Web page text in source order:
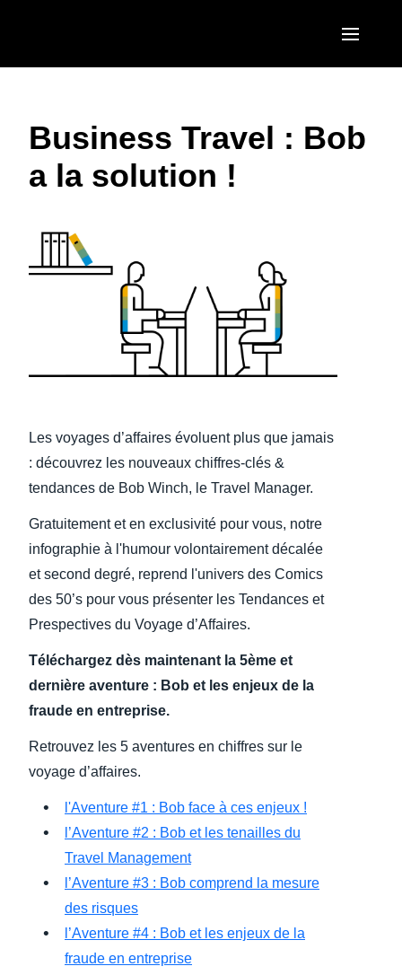
United States (English)
Canada (English)
Brasil (Português)
EUROPE
United Kingdom (English)
Italia (Italiano)
Nederlands (English)
Sweden (English)
Finland (English)
Norway (English)
ASIA PACIFIC
日本（日本語)
Singapore (English)
Business Travel : Bob
a la solution !
Les voyages d’affaires évoluent plus que jamais
: découvrez les nouveaux chiffres-clés &
tendances de Bob Winch, le Travel Manager.
Gratuitement et en exclusivité pour vous, notre
infographie à l'humour volontairement décalée
et second degré, reprend l'univers des Comics
des 50’s pour vous présenter les Tendances et
Prespectives du Voyage d’Affaires.
Téléchargez dès maintenant la 5ème et
dernière aventure : Bob et les enjeux de la
fraude en entreprise.
Retrouvez les 5 aventures en chiffres sur le
voyage d’affaires.
l'Aventure #1 : Bob face à ces enjeux !
l’Aventure #2 : Bob et les tenailles du
Travel Management
l’Aventure #3 : Bob comprend la mesure
des risques
l’Aventure #4 : Bob et les enjeux de la
fraude en entreprise